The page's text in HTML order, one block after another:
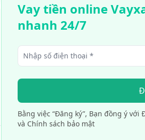
Vay tiền online
nhanh 24/7
Bằng việc “Đăng ký”, Bạn đồng ý
và Chính sách bảo mật